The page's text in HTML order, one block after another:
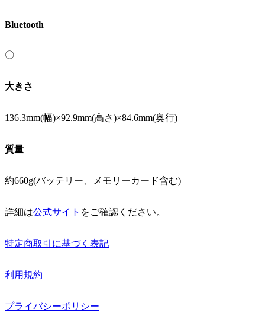
Bluetooth
〇
大きさ
136.3mm(幅)×92.9mm(高さ)×84.6mm(奥行)
質量
約660g(バッテリー、メモリーカード含む)
詳細は公式サイト をご確認ください。
特定商取引に基づく表記
利用規約
プライバシーポリシー